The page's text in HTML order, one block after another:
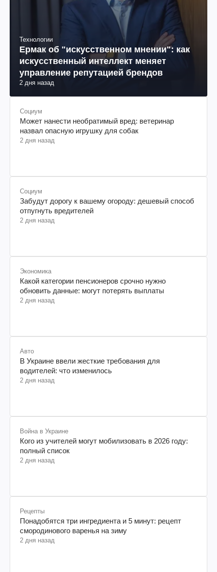
Технологии
Ермак об "искусственном мнении": как
искусственный интеллект меняет
управление репутацией брендов
2 дня назад
Социум
Может нанести необратимый вред: ветеринар
назвал опасную игрушку для собак
2 дня назад
Социум
Забудут дорогу к вашему огороду: дешевый способ
отпугнуть вредителей
2 дня назад
Экономика
Какой категории пенсионеров срочно нужно
обновить данные: могут потерять выплаты
2 дня назад
Авто
В Украине ввели жесткие требования для
водителей: что изменилось
2 дня назад
Война в Украине
Кого из учителей могут мобилизовать в 2026 году:
полный список
2 дня назад
Рецепты
Понадобятся три ингредиента и 5 минут: рецепт
смородинового варенья на зиму
2 дня назад